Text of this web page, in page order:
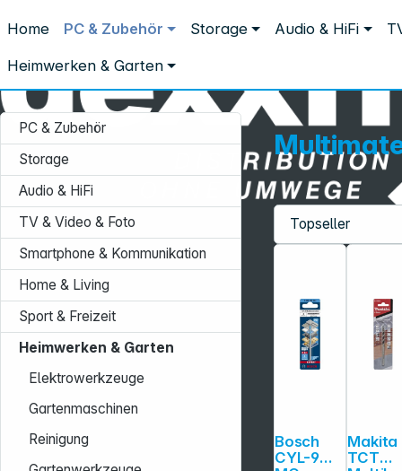
Home PC & Zubehör Storage Audio & HiFi
Heimwerken & Garten
Heimwerken & Garten Zubehör & Verbrauchsmaterial Bohren
Multimaterial-Bohrer
PC & Zubehör
Storage
Audio & HiFi
TV & Video & Foto
Smartphone & Kommunikation
Home & Living
Sport & Freizeit
Heimwerken & Garten
Elektrowerkzeuge
Gartenmaschinen
Reinigung
Bosch
CYL-9
Makita
TCT
Service-Hotline:
+49 931 9708–496
Mo. - Fr.: 08:00 - 17:00 Uhr